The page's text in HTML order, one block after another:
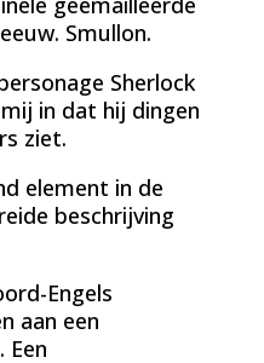
Smullon.
Sherlock
in dat hij dingen
ziet.
element in de
beschrijving
Engels
aan een
Een